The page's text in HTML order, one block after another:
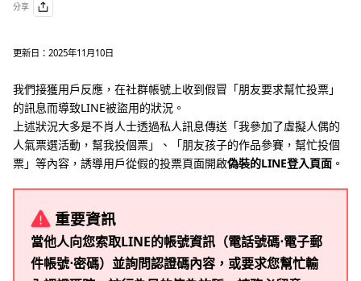
分享
更新日：2025年11月10日
我們接獲用戶反應，在社群帳號上收到假冒「朋友要求幫忙投票」
的訊息而導致LINE被盜用的狀況。
上述狀況大多是不肖人士透過私人訊息傳送「我參加了虛擬人偶的
人氣票選活動，幫我投個票」、「朋友孩子的作品參賽，幫忙投個
票」等內容，誘導用戶從假的投票頁面開啟偽裝的LINE登入頁面 。
重要資訊
當他人向您索取LINE的帳號資訊（電話號碼⋅電子郵
件帳號⋅密碼）並詢問認證碼內容，或要求您幫忙輸